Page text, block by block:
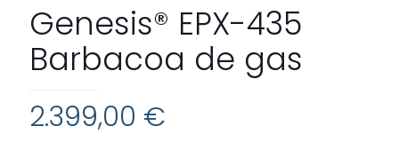
Genesis® EPX-435
Barbacoa de gas
2.399,00 €